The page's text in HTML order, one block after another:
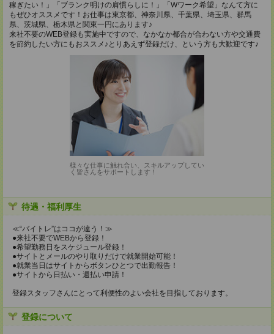
稼ぎたい！」「ブランク明けの肩慣らしに！」「Wワーク希望」なんて方に
もぜひオススメです！お仕事は東京都、神奈川県、千葉県、埼玉県、群馬
県、茨城県、栃木県と関東一円にあります♪
来社不要のWEB登録も実施中ですので、なかなか都合が合わない方や交通費
を節約したい方にもおススメ♪とりあえず登録だけ、という方も大歓迎です♪
様々な仕事に触れ合い、スキルアップしてい
く皆さんをサポートします！
待遇・福利厚生
≪“バイトレ”はココが違う！≫
●来社不要でWEBから登録！
●希望勤務日をスケジュール登録！
●サイトとメールのやり取りだけで就業開始可能！
●就業当日はサイトからボタンひとつで出勤報告！
●サイトから日払い・週払い申請！
登録スタッフさんにとって利便性のよい会社を目指しております。
登録について